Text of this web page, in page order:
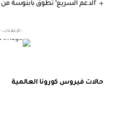
'الدعم السريع" تطوق بابنوسة من 3 محاور وتسقط "أكانجي"
- الإعلانات -
حالات فيروس كورونا العالمية